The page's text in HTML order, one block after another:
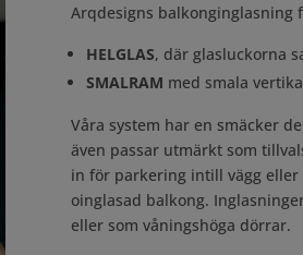
Arqdesigns
HELGLAS, där glasluckorna
SMALRAM med smala
Våra system har en smäcker
även passar utmärkt som
in för parkering intill vägg
oinglasad balkong.
eller som våningshöga dörrar.